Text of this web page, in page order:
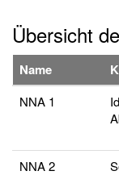
Übersicht
Name
NNA 1
NNA 2